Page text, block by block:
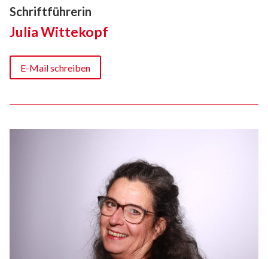
Schriftführerin
Julia Wittekopf
E-Mail schreiben